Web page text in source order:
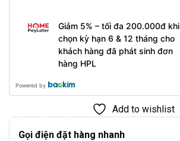
Giảm 5% – tối đa 200.000đ khi
chọn kỳ hạn 6 & 12 tháng cho
khách hàng đã phát sinh đơn
hàng HPL
Powered by
Add to wishlist
Gọi điện đặt hàng nhanh